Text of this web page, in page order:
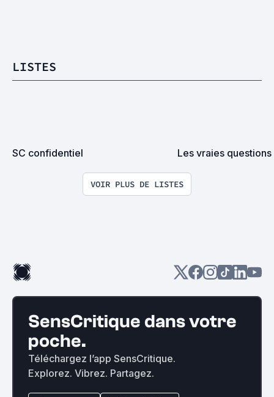
LISTES
SC confidentiel Les vraies
VOIR PLUS DE LISTES
SensCritique dans votre
poche.
Téléchargez l’app SensCritique.
Explorez. Vibrez. Partagez.